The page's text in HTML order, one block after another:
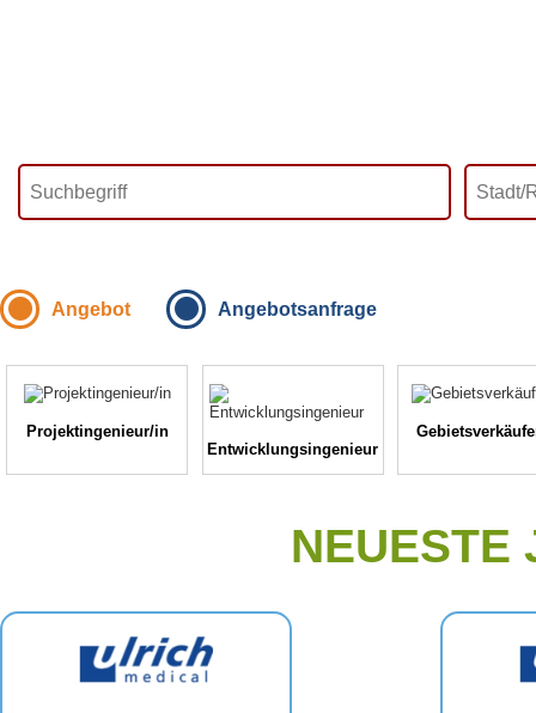
Angebot Angebotsanfrage
Projektingenieur/in
Entwicklungsingenieur
NEUESTE